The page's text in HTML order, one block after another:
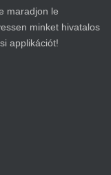
maradjon le
minket hivatalos
applikációt!